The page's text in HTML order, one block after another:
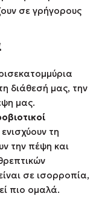
σε γρήγορους
διάθεσή μας, την
μας.
τη
την πέψη και
σε ισορροπία,
πιο ομαλά.